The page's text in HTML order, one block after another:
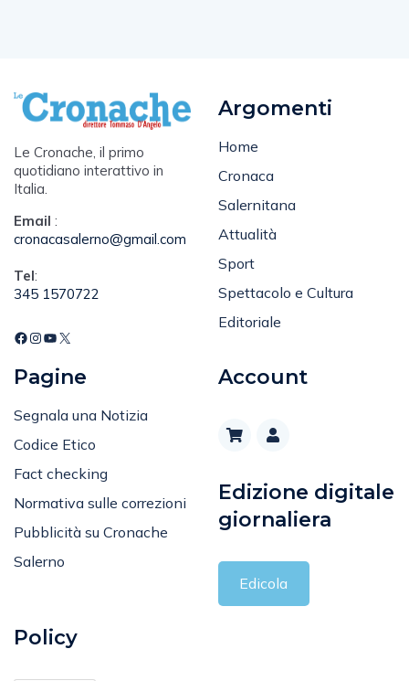
Le Cronache, il primo
quotidiano interattivo in
Italia.
Email :
cronacasalerno@gmail.com
Tel:
345 1570722
Argomenti
Home
Cronaca
Salernitana
Attualità
Sport
Spettacolo e Cultura
Editoriale
Pagine
Segnala una Notizia
Codice Etico
Fact checking
Normativa sulle correzioni
Pubblicità su Cronache
Salerno
Account
Edizione digitale
giornaliera
Edicola
Policy